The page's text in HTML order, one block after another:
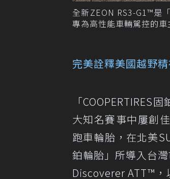
全新ZEON RS3-G1™是
專為高性能車輛駕控的
完美詮釋美國越野
「COOPERTIRES
大知名賽事中屢創
跑車輪胎，在北美
鉑輪胎」所導入台
Discoverer ATT™，